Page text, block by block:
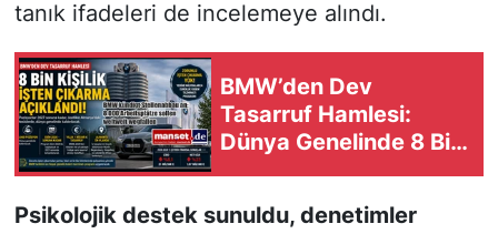
tanık ifadeleri de incelemeye alındı.
BMW’den Dev
Tasarruf Hamlesi:
Dünya Genelinde 8 Bin
Pozisyon Kaldırılacak
Psikolojik destek sunuldu, denetimler